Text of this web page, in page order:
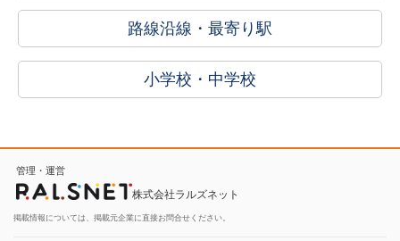
路線沿線・最寄り駅
小学校・中学校
管理・運営
株式会社ラルズネット
掲載情報については、掲載元企業に直接お問合せください。